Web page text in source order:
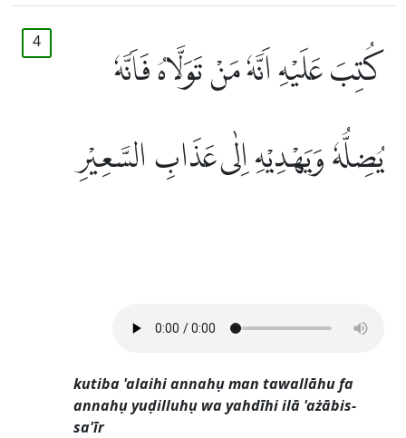
4
كُتِبَ عَلَيْهِ اَنَّهٗ مَنْ تَوَلَّاهُ فَاَنَّهٗ
يُضِلُّهٗ وَيَهْدِيْهِ اِلٰى عَذَابِ السَّعِيْرِ
kutiba 'alaihi annahụ man tawallāhu fa
annahụ yuḍilluhụ wa yahdīhi ilā 'ażābis-
sa'īr